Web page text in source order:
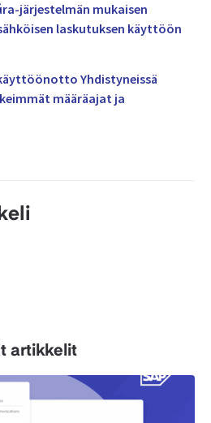
järjestelmän mukaisen
laskutuksen käyttöön
Yhdistyneissä
määräajat ja
artikkelit